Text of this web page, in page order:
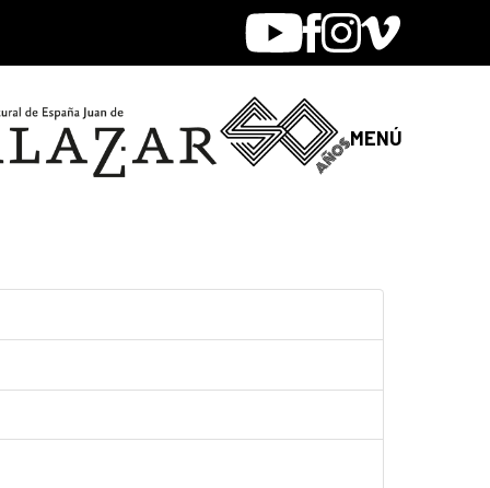
YoutubeFacebook
Instagram
Vimeo
MENÚ